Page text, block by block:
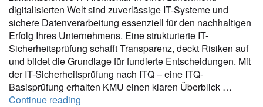
digitalisierten Welt sind zuverlässige IT-Systeme und
sichere Datenverarbeitung essenziell für den nachhaltigen
Erfolg Ihres Unternehmens. Eine strukturierte IT-
Sicherheitsprüfung schafft Transparenz, deckt Risiken auf
und bildet die Grundlage für fundierte Entscheidungen. Mit
der IT-Sicherheitsprüfung nach ITQ – eine ITQ-
Basisprüfung erhalten KMU einen klaren Überblick …
Continue reading